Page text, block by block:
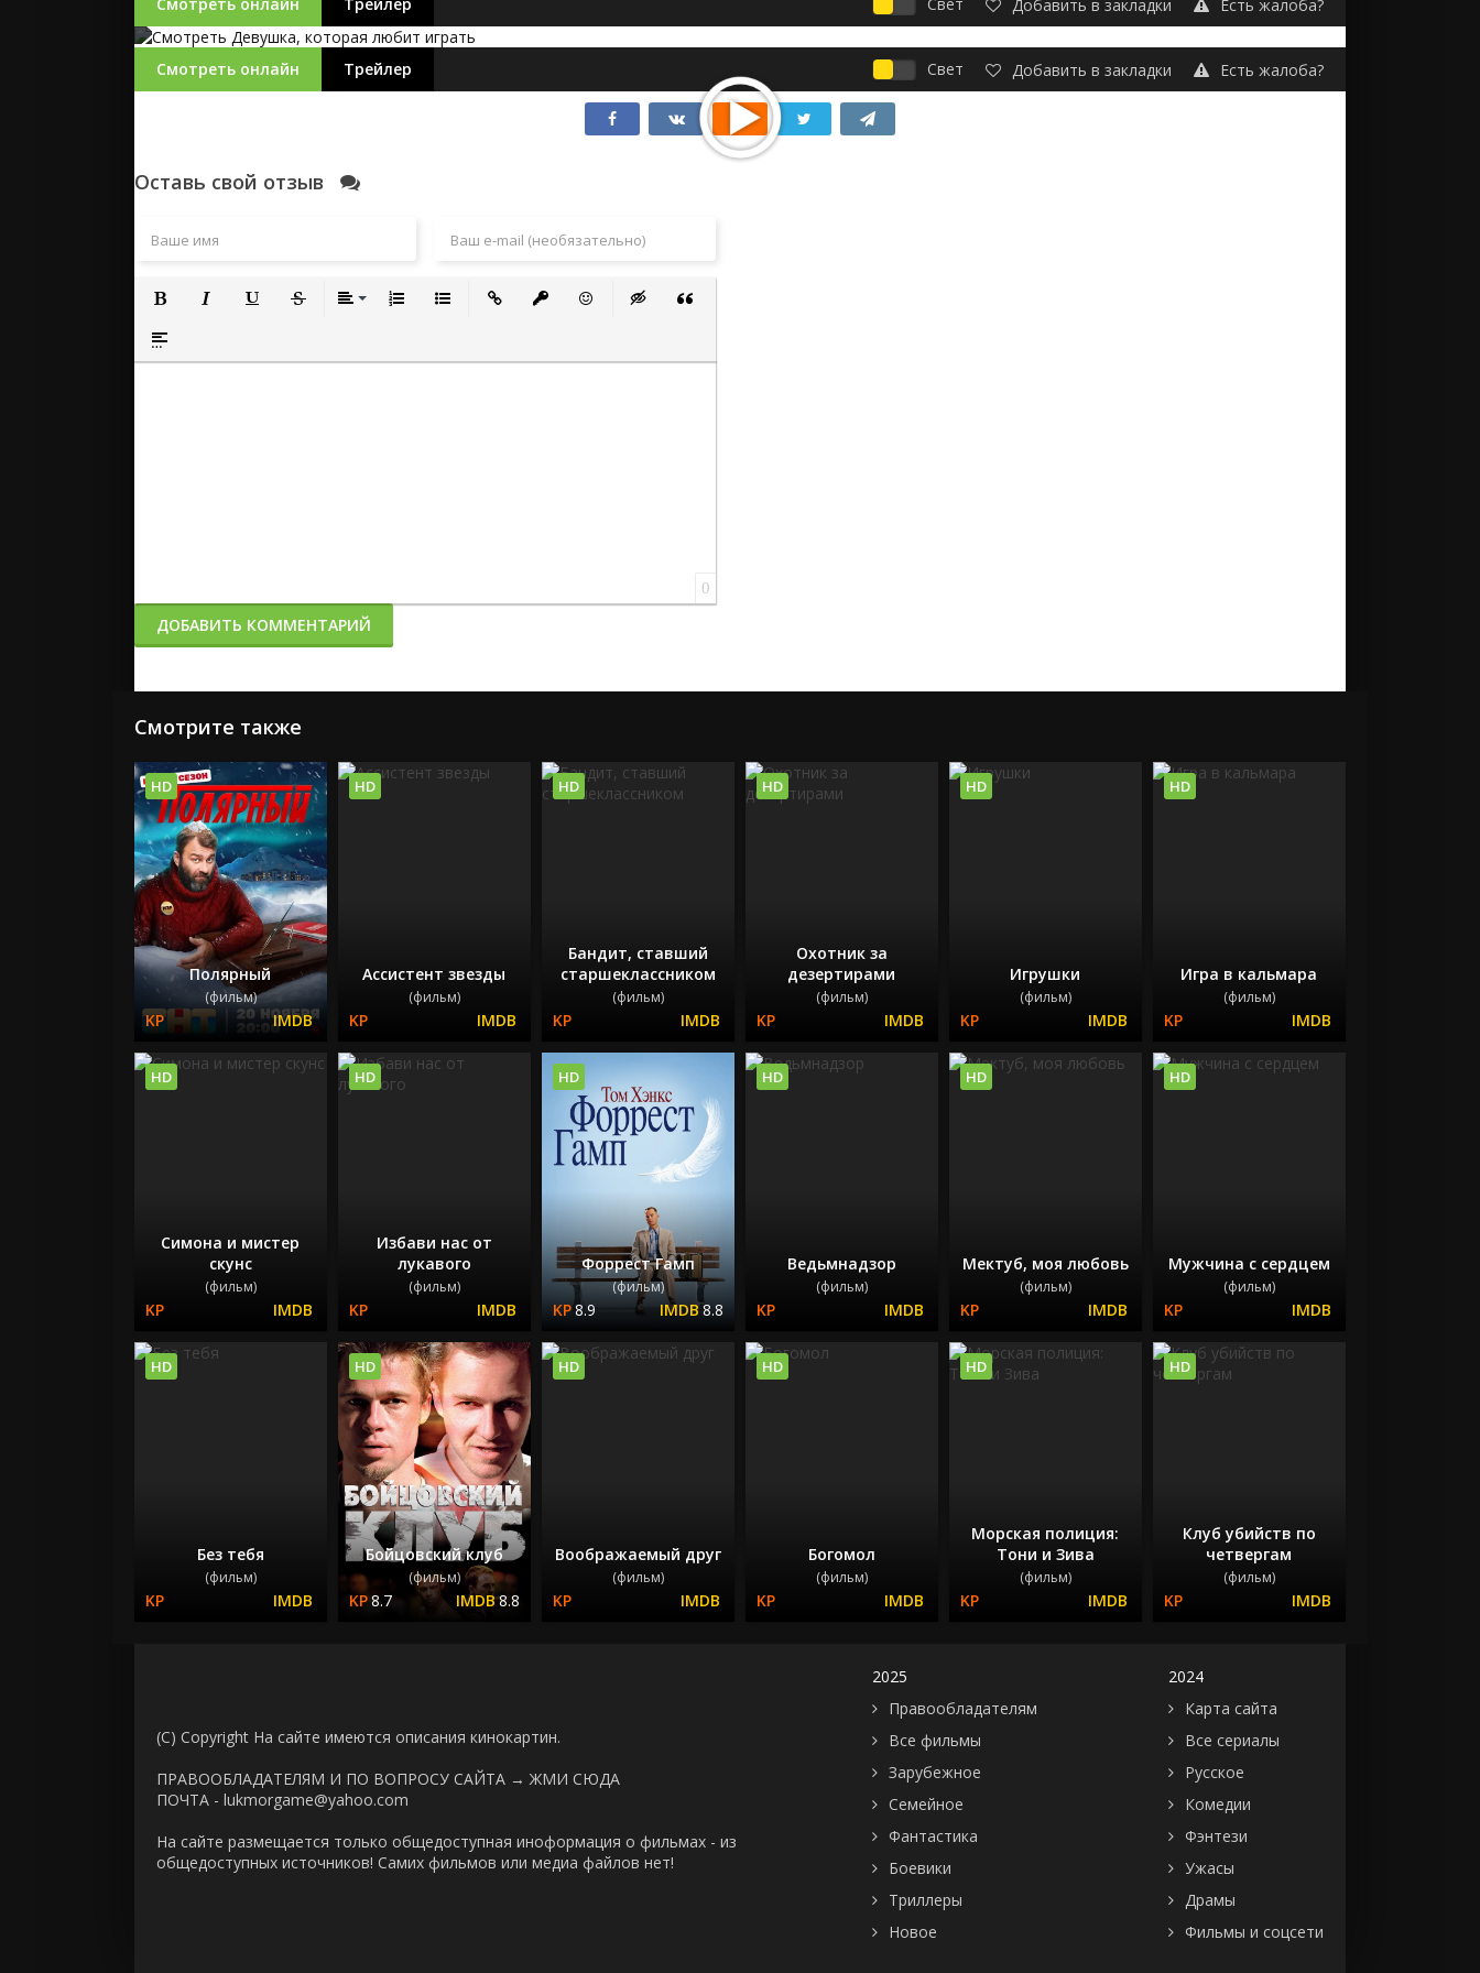
Добавить в закладки Есть жалоба?
Смотреть онлайн Трейлер Свет Добавить в закладки Есть жалоба?
Оставь свой отзыв
Полужирный
Вставка спойлера
0
ДОБАВИТЬ КОММЕНТАРИЙ
Смотрите также
Полярный
(фильм)
HD
Ассистент звезды
(фильм)
HD
Бандит, ставший
старшеклассником
(фильм)
HD
Охотник за
дезертирами
(фильм)
HD
Игрушки
(фильм)
HD
Игра в кальмара
(фильм)
HD
Симона и мистер
скунс
(фильм)
HD
Избави нас от
лукавого
(фильм)
HD
Форрест Гамп
(фильм)
8.9 8.8
HD
Ведьмнадзор
(фильм)
HD
Мектуб, моя любовь
(фильм)
HD
Мужчина с сердцем
(фильм)
HD
Без тебя
(фильм)
HD
Бойцовский клуб
(фильм)
8.7 8.8
HD
Воображаемый друг
(фильм)
HD
Богомол
(фильм)
HD
Морская полиция:
Тони и Зива
(фильм)
HD
Клуб убийств по
четвергам
(фильм)
HD
(C) Copyright На сайте имеются описания кинокартин.
ПРАВООБЛАДАТЕЛЯМ И ПО ВОПРОСУ САЙТА → ЖМИ СЮДА
ПОЧТА - lukmorgame@yahoo.com
На сайте размещается только общедоступная иноформация о фильмах - из
общедоступных источников! Самих фильмов или медиа файлов нет!
2025
Правообладателям
Все фильмы
Зарубежное
Семейное
Фантастика
Боевики
Триллеры
Новое
2024
Карта сайта
Все сериалы
Русское
Комедии
Фэнтези
Ужасы
Драмы
Фильмы и соцсети